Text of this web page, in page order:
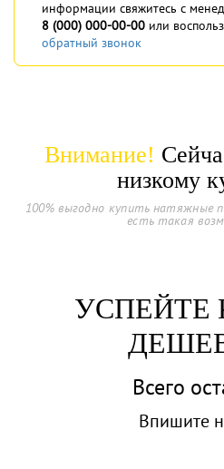
информации свяжитесь с
8 (000) 000-00-00 или
обратный звонок
Внимание!
низкому
100% выгодно купить натяжные
есть такая
УСПЕЙТЕ
Всего
Впишите